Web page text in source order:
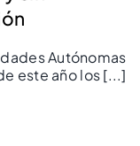
Autónomas
este año los [...]